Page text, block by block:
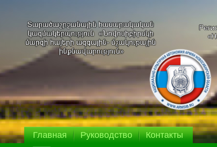
Главная Руководство Контакты